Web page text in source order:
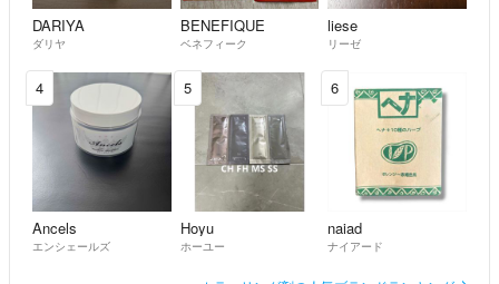
⚠️コメント逃げはブロックします （24時間以内）
⚠️コメントはまとめて具体的にお願いします(チャットではありませ
ん。時間の無駄です)
⚠️購入後に発送を急かすのはやめてください
⚠️マナーの悪い人が大っ嫌いです！！
DARIYA
ダリヤ
BENEFIQUE
ベネフィーク
liese
リーゼ
4
Ancels
エンシェールズ
5
Hoyu
ホーユー
6
naiad
ナイアード